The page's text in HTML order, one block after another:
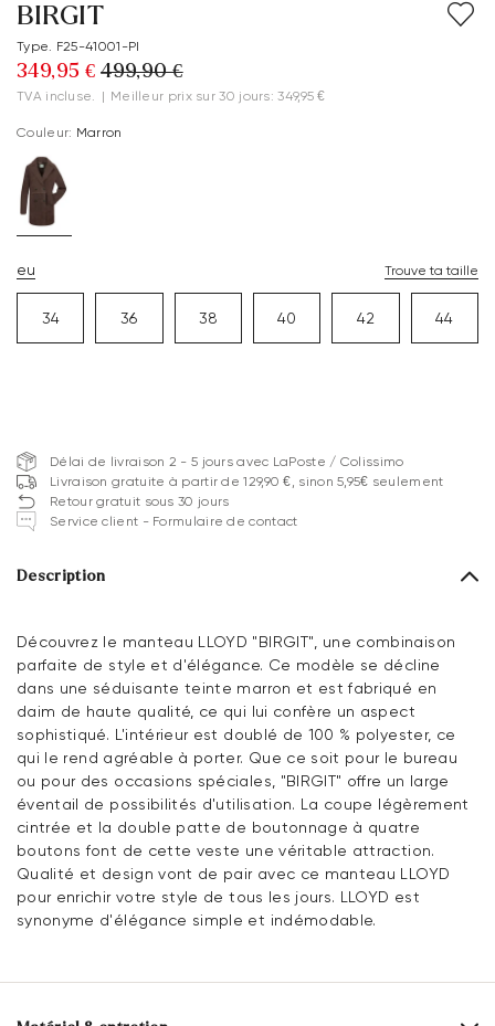
BIRGIT
Type. F25-41001-PI
349,95 € 499,90 €
TVA incluse. | Meilleur prix sur 30 jours: 349,95 €
Couleur: Marron
eu Trouve ta taille
34 36 38 40 42 44
Délai de livraison 2 - 5 jours avec LaPoste / Colissimo
Livraison gratuite à partir de 129,90 €, sinon 5,95€ seulement
Retour gratuit sous 30 jours
Service client - Formulaire de contact
Description
Découvrez le manteau LLOYD "BIRGIT", une combinaison
parfaite de style et d'élégance. Ce modèle se décline
dans une séduisante teinte marron et est fabriqué en
daim de haute qualité, ce qui lui confère un aspect
sophistiqué. L'intérieur est doublé de 100 % polyester, ce
qui le rend agréable à porter. Que ce soit pour le bureau
ou pour des occasions spéciales, "BIRGIT" offre un large
éventail de possibilités d'utilisation. La coupe légèrement
cintrée et la double patte de boutonnage à quatre
boutons font de cette veste une véritable attraction.
Qualité et design vont de pair avec ce manteau LLOYD
pour enrichir votre style de tous les jours. LLOYD est
synonyme d'élégance simple et indémodable.